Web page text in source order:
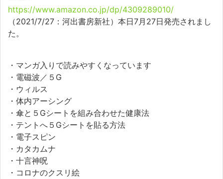
https://www.amazon.co.jp/dp/4309289010/
（2021/7/27：河出書房新社）本日7月27日発売されまし
た。
・マンガ入りで読みやすくなっています
・電磁波／５G
・ウィルス
・体内アーシング
・傘と５Gシートを組み合わせた健康法
・テントへ５Gシートを貼る方法
・電子スピン
・カタカムナ
・十言神呪
・コロナのクスリ絵